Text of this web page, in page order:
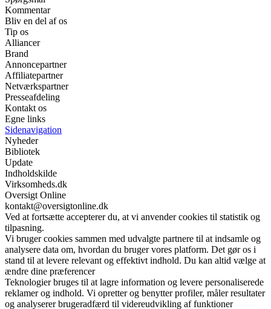
Kommentar
Bliv en del af os
Tip os
Alliancer
Brand
Annoncepartner
Affiliatepartner
Netværkspartner
Presseafdeling
Kontakt os
Egne links
Sidenavigation
Nyheder
Bibliotek
Update
Indholdskilde
Virksomheds.dk
Oversigt Online
kontakt@oversigtonline.dk
Ved at fortsætte accepterer du, at vi anvender cookies til statistik og
tilpasning.
Vi bruger cookies sammen med udvalgte partnere til at indsamle og
analysere data om, hvordan du bruger vores platform. Det gør os i
stand til at levere relevant og effektivt indhold. Du kan altid vælge at
ændre dine præferencer
Teknologier bruges til at lagre information og levere personaliserede
reklamer og indhold. Vi opretter og benytter profiler, måler resultater
og analyserer brugeradfærd til videreudvikling af funktioner